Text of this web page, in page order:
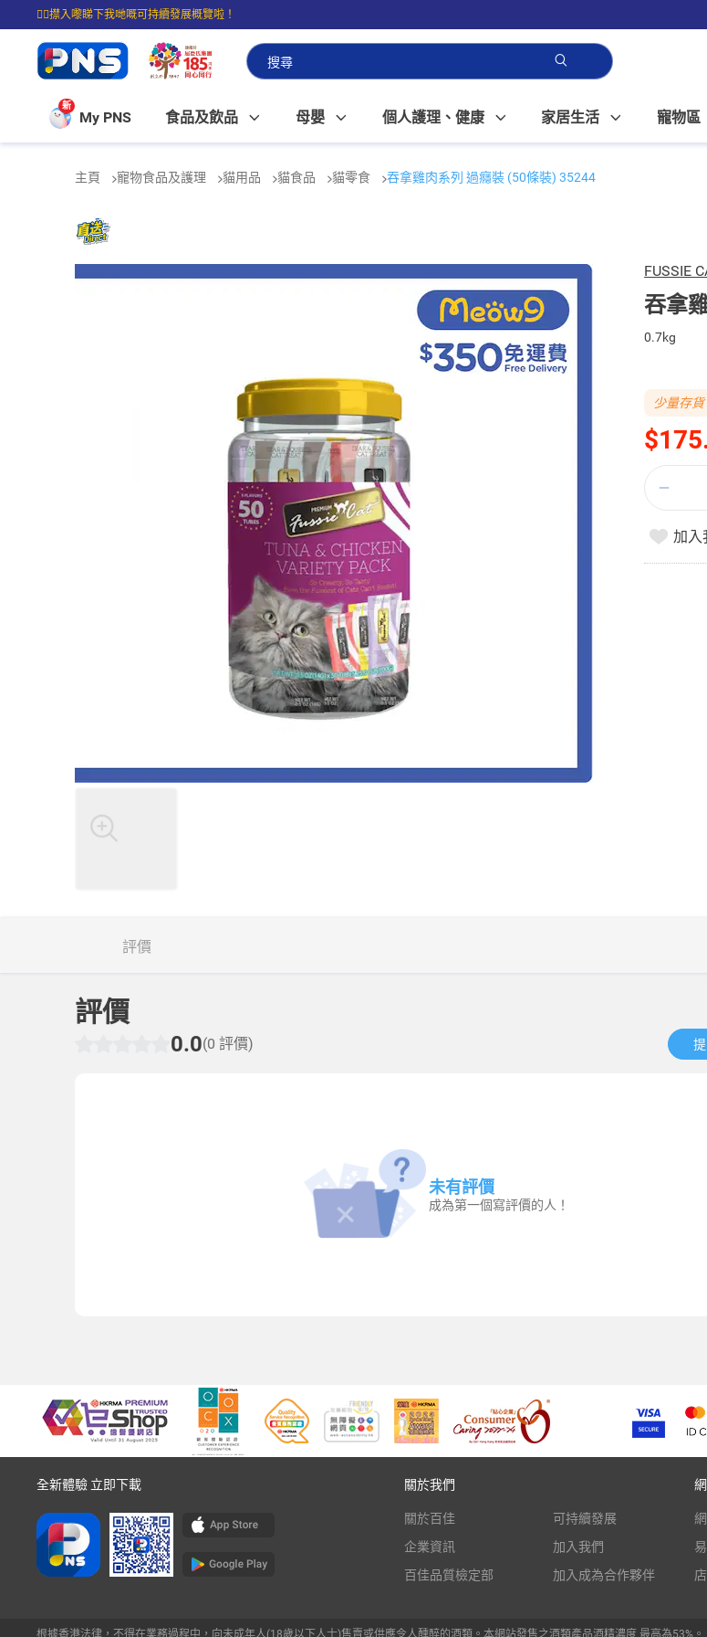
☝🏼㩒入嚟睇下我哋嘅可持續發展概覽啦！
⭐購物滿$399即享免費送貨；滿$100即可免費店取。
新
My PNS 食品及飲品 母嬰 個人護理、健康 家居生活 寵物區
主頁 寵物食品及護理 貓用品 貓食品 貓零食 吞拿雞肉系列 過癮裝 (50條裝) 35244
FUSSIE
吞拿
0.7kg
少量存貨
加入
評價
評價
0.0(0 評價)
未有評價
成為第一個寫評價的人！
全新體驗 立即下載 關於我們
關於百佳
企業資訊
百佳品質檢定部
可持續發展
加入我們
加入成為合作夥伴
根據香港法律，不得在業務過程中，向未成年人(18歲以下人士)售賣或供應令人醺醉的酒類。本網站發售之酒類產品酒精濃度 最高為53%。